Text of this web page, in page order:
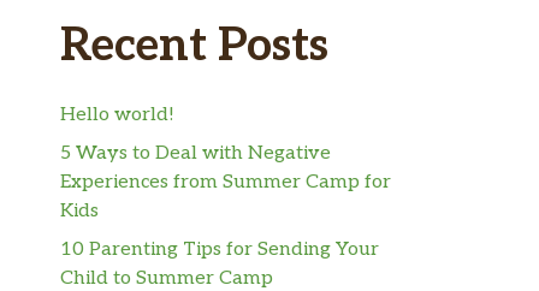
Recent Posts
Hello world!
5 Ways to Deal with Negative
Experiences from Summer Camp for
Kids
10 Parenting Tips for Sending Your
Child to Summer Camp